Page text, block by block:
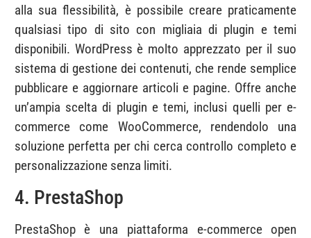
alla sua flessibilità, è possibile creare praticamente
qualsiasi tipo di sito con migliaia di plugin e temi
disponibili. WordPress è molto apprezzato per il suo
sistema di gestione dei contenuti, che rende semplice
pubblicare e aggiornare articoli e pagine. Offre anche
un’ampia scelta di plugin e temi, inclusi quelli per e-
commerce come WooCommerce, rendendolo una
soluzione perfetta per chi cerca controllo completo e
personalizzazione senza limiti.
4. PrestaShop
PrestaShop è una piattaforma e-commerce open